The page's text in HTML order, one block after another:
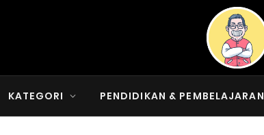
KATEGORI PENDIDIKAN & PEMBELAJARAN